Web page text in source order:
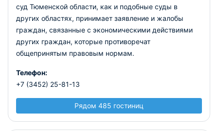
суд Тюменской области, как и подобные суды в
других областях, принимает заявление и жалобы
граждан, связанные с экономическими действиями
других граждан, которые противоречат
общепринятым правовым нормам.
Телефон:
+7 (3452) 25-81-13
Рядом 485 гостиниц